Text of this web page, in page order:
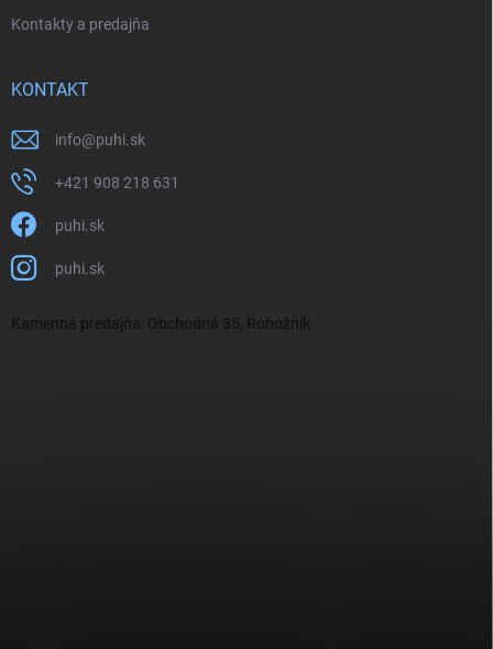
Kontakty a predajňa
KONTAKT
info@puhi.sk
+421 908 218 631
puhi.sk
puhi.sk
Kamenná predajňa: Obchodná 35, Rohožník